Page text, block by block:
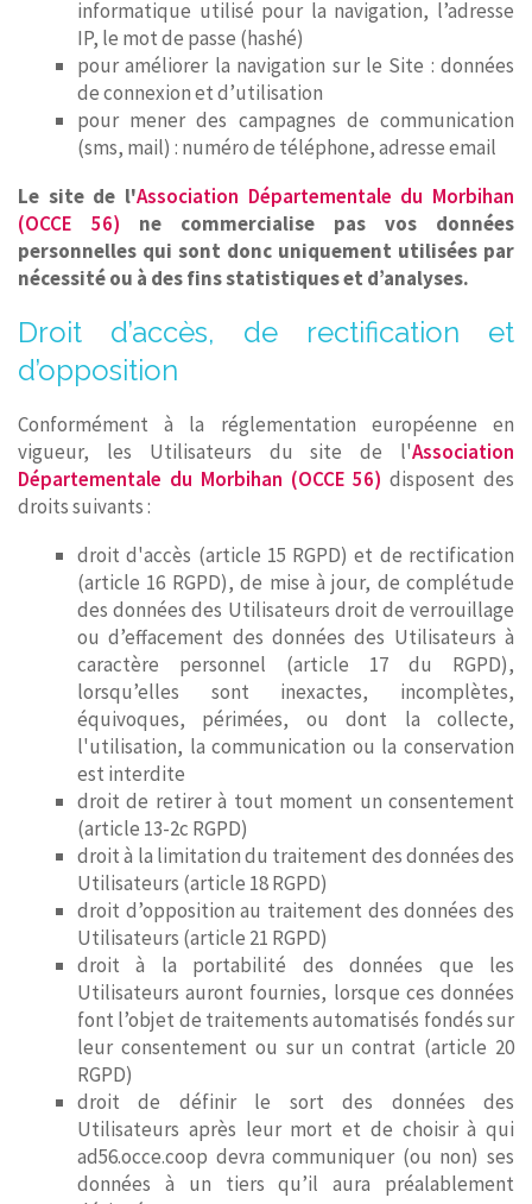
informatique utilisé pour la navigation, l’adresse
IP, le mot de passe (hashé)
pour améliorer la navigation sur le Site : données
de connexion et d’utilisation
pour mener des campagnes de communication
(sms, mail) : numéro de téléphone, adresse email
Le site de l'Association Départementale du Morbihan
(OCCE 56)
ne commercialise pas vos données
personnelles qui sont donc uniquement utilisées par
nécessité ou à des fins statistiques et d’analyses.
Droit d’accès, de rectification et
d’opposition
Conformément à la réglementation européenne en
vigueur, les Utilisateurs du site de l'Association
Départementale du Morbihan (OCCE 56) disposent des
droits suivants :
droit d'accès (article 15 RGPD) et de rectification
(article 16 RGPD), de mise à jour, de complétude
des données des Utilisateurs droit de verrouillage
ou d’effacement des données des Utilisateurs à
caractère personnel (article 17 du RGPD),
lorsqu’elles sont inexactes, incomplètes,
équivoques, périmées, ou dont la collecte,
l'utilisation, la communication ou la conservation
est interdite
droit de retirer à tout moment un consentement
(article 13-2c RGPD)
droit à la limitation du traitement des données des
Utilisateurs (article 18 RGPD)
droit d’opposition au traitement des données des
Utilisateurs (article 21 RGPD)
droit à la portabilité des données que les
Utilisateurs auront fournies, lorsque ces données
font l’objet de traitements automatisés fondés sur
leur consentement ou sur un contrat (article 20
RGPD)
droit de définir le sort des données des
Utilisateurs après leur mort et de choisir à qui
ad56.occe.coop devra communiquer (ou non) ses
données à un tiers qu’il aura préalablement